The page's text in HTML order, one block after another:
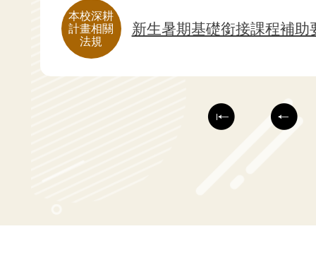
本校深耕
計畫相關
法規
新生暑期基礎銜接課程補助